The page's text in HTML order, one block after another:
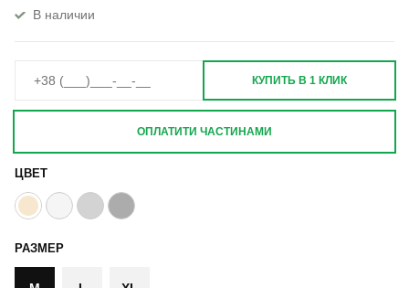
В наличии
ЦВЕТ
РАЗМЕР
КУПИТЬ В 1 КЛИК
ОПЛАТИТИ ЧАСТИНАМИ